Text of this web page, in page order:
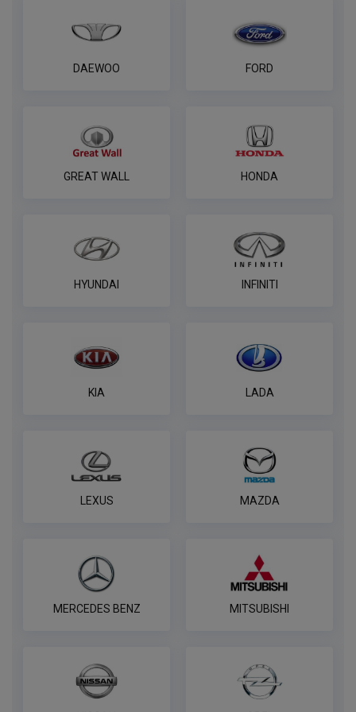
пин
ПОД ЗАКАЗ ОТ 14 ДНЕЙ
по запросу
Комплект электрики фаркопа
универсальный без реле WESTFALIA 13-
ПОД ЗАКАЗ ОТ 14 ДНЕЙ
по запросу
Розетка универсальная электрическая
DAEWOO FORD
GREAT WALL HONDA
HYUNDAI INFINITI
KIA LADA
LEXUS MAZDA
MERCEDES BENZ MITSUBISHI